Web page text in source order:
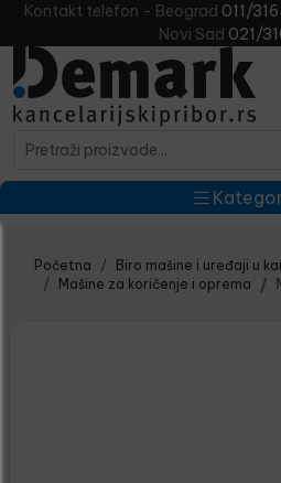
Kontakt telefon - Beograd 011/
Novi Sad 021/
Početna
Biro mašine i uređaji u
Mašine za koričenje i oprema